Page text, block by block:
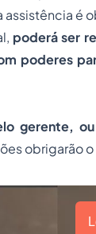
assistência é
poderá ser
poderes
gerente,
obrigarão